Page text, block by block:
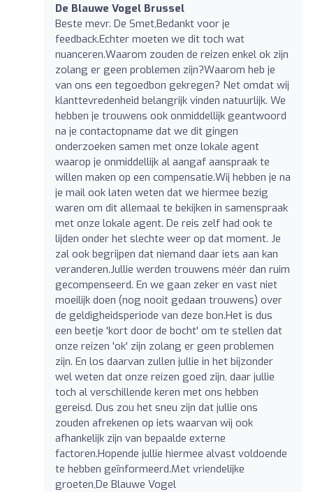
De Blauwe Vogel Brussel
Beste mevr. De Smet,Bedankt voor je
feedback.Echter moeten we dit toch wat
nuanceren.Waarom zouden de reizen enkel ok zijn
zolang er geen problemen zijn?Waarom heb je
van ons een tegoedbon gekregen? Net omdat wij
klanttevredenheid belangrijk vinden natuurlijk. We
hebben je trouwens ook onmiddellijk geantwoord
na je contactopname dat we dit gingen
onderzoeken samen met onze lokale agent
waarop je onmiddellijk al aangaf aanspraak te
willen maken op een compensatie.Wij hebben je na
je mail ook laten weten dat we hiermee bezig
waren om dit allemaal te bekijken in samenspraak
met onze lokale agent. De reis zelf had ook te
lijden onder het slechte weer op dat moment. Je
zal ook begrijpen dat niemand daar iets aan kan
veranderen.Jullie werden trouwens méér dan ruim
gecompenseerd. En we gaan zeker en vast niet
moeilijk doen (nog nooit gedaan trouwens) over
de geldigheidsperiode van deze bon.Het is dus
een beetje 'kort door de bocht' om te stellen dat
onze reizen 'ok' zijn zolang er geen problemen
zijn. En los daarvan zullen jullie in het bijzonder
wel weten dat onze reizen goed zijn, daar jullie
toch al verschillende keren met ons hebben
gereisd. Dus zou het sneu zijn dat jullie ons
zouden afrekenen op iets waarvan wij ook
afhankelijk zijn van bepaalde externe
factoren.Hopende jullie hiermee alvast voldoende
te hebben geïnformeerd.Met vriendelijke
groeten,De Blauwe Vogel